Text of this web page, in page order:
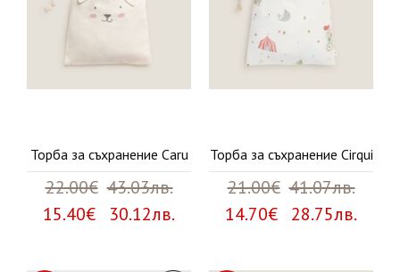
Торба за съхранение Caru
22.00€ 43.03лв.
15.40€ 30.12лв.
Торба за съхранение Cirqui
21.00€ 41.07лв.
14.70€ 28.75лв.